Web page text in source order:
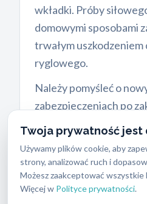
Twoja prywatność jest
Używamy plików cookie, aby
strony, analizować ruch i
Możesz zaakceptować
Więcej w Polityce prywatności.
wkładki. Próby
domowymi sposobami
trwałym uszkodzeniem
ryglowego.
Należy pomyśleć o
zabezpieczeniach po
rynku wtórnym.
agenci nieruchomości
remontowe mogli
Wymiana wkładki to
odzyskanie pełnej